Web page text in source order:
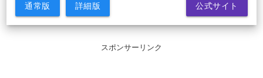
通常版 詳細版 公式サイト
スポンサーリンク